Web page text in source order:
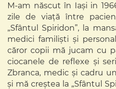
M-am născut în Iași in
zile de viață între
„Sfântul Spiridon”, la
medici familiști şi
căror copii mă jucam cu
ciocanele de reflexe şi
Zbranca, medic şi cadru
şi mă creștea la „Sfântul